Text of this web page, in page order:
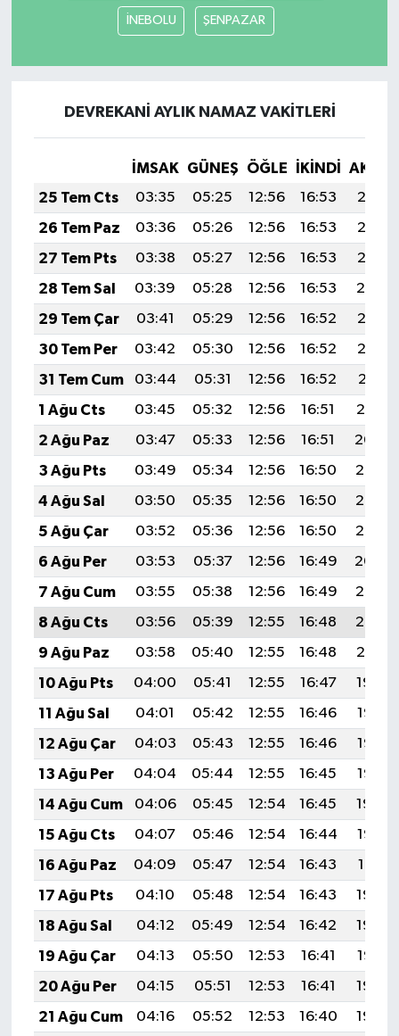
İNEBOLU ŞENPAZAR
DEVREKANİ AYLIK NAMAZ VAKITLERI
İMSAK GÜNEŞ ÖĞLE İKINDI
25 Tem Cts
03:35 05:25 12:56 16:53
20:17
26 Tem Paz
03:36 05:26 12:56 16:53
20:16
27 Tem Pts
03:38 05:27 12:56 16:53
20:15
28 Tem Sal
03:39 05:28 12:56 16:53
20:14
29 Tem Çar
03:41 05:29 12:56 16:52
20:13
30 Tem Per
03:42 05:30 12:56 16:52
20:12
31 Tem Cum
03:44 05:31 12:56 16:52
20:11
1 Ağu Cts
03:45 05:32 12:56 16:51
20:10
2 Ağu Paz
03:47 05:33 12:56 16:51
20:09
3 Ağu Pts
03:49 05:34 12:56 16:50
20:08
4 Ağu Sal
03:50 05:35 12:56 16:50
20:07
5 Ağu Çar
03:52 05:36 12:56 16:50
20:06
6 Ağu Per
03:53 05:37 12:56 16:49
20:04
7 Ağu Cum
03:55 05:38 12:56 16:49
20:03
8 Ağu Cts
03:56 05:39 12:55 16:48
20:02
9 Ağu Paz
03:58 05:40 12:55 16:48
20:01
10 Ağu Pts
04:00 05:41 12:55 16:47
19:59
11 Ağu Sal
04:01 05:42 12:55 16:46
19:58
12 Ağu Çar
04:03 05:43 12:55 16:46
19:57
13 Ağu Per
04:04 05:44 12:55 16:45
19:55
14 Ağu Cum
04:06 05:45 12:54 16:45
19:54
15 Ağu Cts
04:07 05:46 12:54 16:44
19:53
16 Ağu Paz
04:09 05:47 12:54 16:43
19:51
17 Ağu Pts
04:10 05:48 12:54 16:43
19:50
18 Ağu Sal
04:12 05:49 12:54 16:42
19:48
19 Ağu Çar
04:13 05:50 12:53 16:41
19:47
20 Ağu Per
04:15 05:51 12:53 16:41
19:45
21 Ağu Cum
04:16 05:52 12:53 16:40
19:44